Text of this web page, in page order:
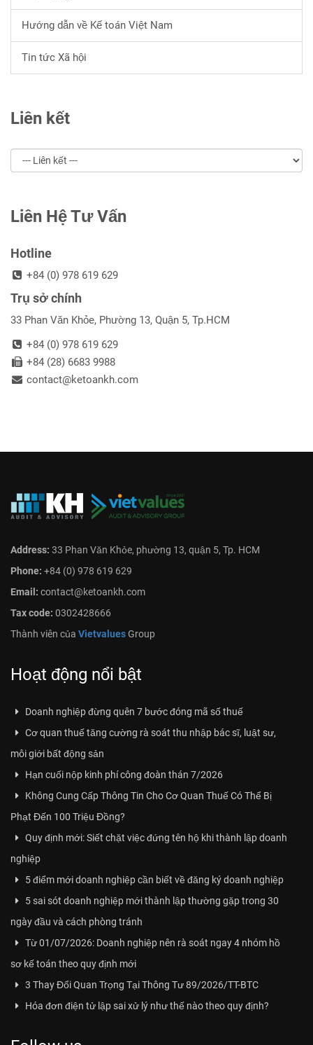
Hướng dẫn về Kế toán Việt Nam
Tin tức Xã hội
Liên kết
Liên Hệ Tư Vấn
Hotline
+84 (0) 978 619 629
Trụ sở chính
33 Phan Văn Khỏe, Phường 13, Quận 5, Tp.HCM
+84 (0) 978 619 629
+84 (28) 6683 9988
contact@ketoankh.com
Address: 33 Phan Văn Khỏe, phường 13, quận 5, Tp. HCM
Phone: +84 (0) 978 619 629
Email: contact@ketoankh.com
Tax code: 0302428666
Thành viên của VietvaluesGroup
Hoạt động nổi bật
Doanh nghiệp đừng quên 7 bước đóng mã số thuế
Cơ quan thuế tăng cường rà soát thu nhập bác sĩ, luật sư,
môi giới bất động sản
Hạn cuối nộp kinh phí công đoàn thán 7/2026
Không Cung Cấp Thông Tin Cho Cơ Quan Thuế Có Thể Bị
Phạt Đến 100 Triệu Đồng?
Quy định mới: Siết chặt việc đứng tên hộ khi thành lập doanh
nghiệp
5 điểm mới doanh nghiệp cần biết về đăng ký doanh nghiệp
5 sai sót doanh nghiệp mới thành lập thường gặp trong 30
ngày đầu và cách phòng tránh
Từ 01/07/2026: Doanh nghiệp nên rà soát ngay 4 nhóm hồ
sơ kế toán theo quy định mới
3 Thay Đổi Quan Trọng Tại Thông Tư 89/2026/TT-BTC
Hóa đơn điện tử lập sai xử lý như thế nào theo quy định?